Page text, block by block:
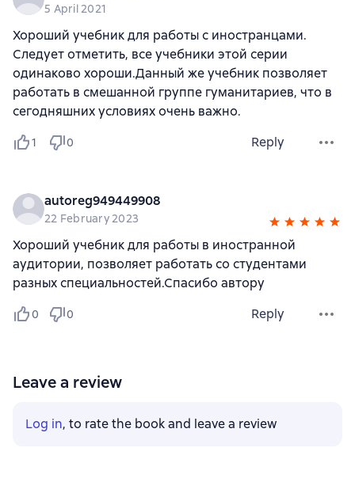
5 April 2021
Хороший учебник для работы с иностранцами.
Следует отметить, все учебники этой серии
одинаково хороши.Данный же учебник позволяет
работать в смешанной группе гуманитариев, что в
сегодняшних условиях очень важно.
1 0 Reply
autoreg949449908
22 February 2023
Хороший учебник для работы в иностранной
аудитории, позволяет работать со студентами
разных специальностей.Спасибо автору
0 0 Reply
Leave a review
Log in, to rate the book and leave a review